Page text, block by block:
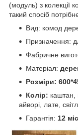
(модуль) з колекції
такий спосіб
Вид: комод
Призначення:
Фабричне
Матеріал:
Розміри:
Колір: каштан,
айворі, лате,
Гарантія: 12